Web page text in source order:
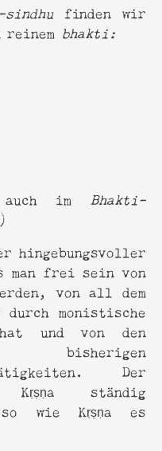
finden wir
bhakti:
im Bhakti-
hingebungsvoller
man frei sein von
von all dem
durch monistische
und von den
bisherigen
Der
Kṛṣṇa ständig
wie Kṛṣṇa es